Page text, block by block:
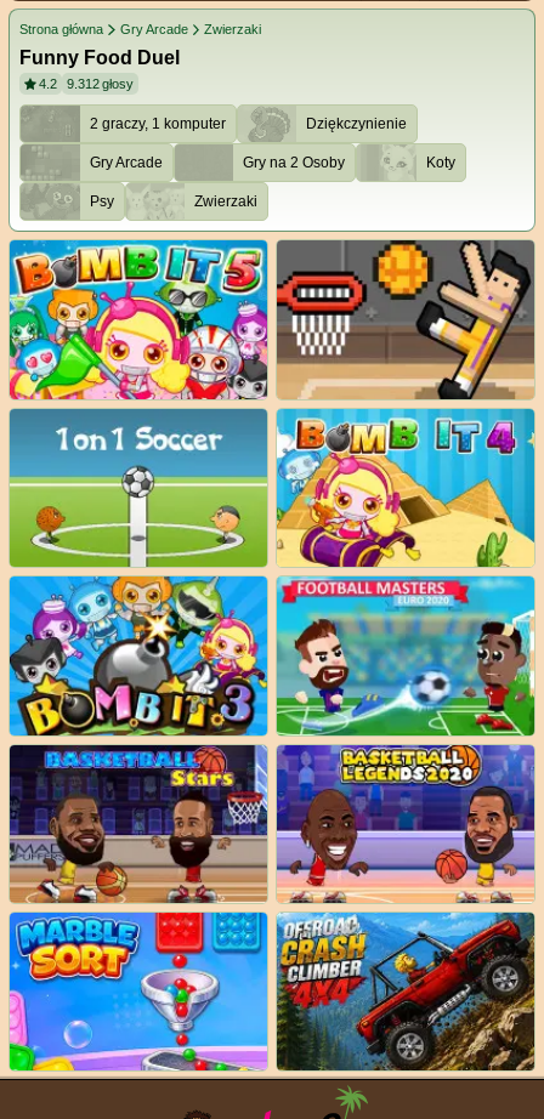
Strona główna Gry Arcade Zwierzaki
Funny Food Duel
4.2 9.312głosy
2 graczy, 1 komputer Dziękczynienie
Gry Arcade Gry na 2 Osoby Koty
Psy Zwierzaki